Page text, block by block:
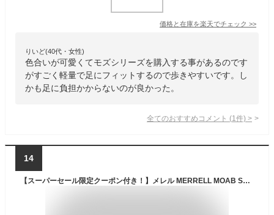
価格と在庫を楽天でチェック >>
りいど(40代・女性)
色合いが可愛くてモズシリーズを購入する事があるのです
がすごく軽量で足にフィットするので歩きやすいです。し
かも足に負担かからないのが良かった。
全てのおすすめコメント (1 件) >
14
【スーパーセール限定クーポン付き！】メレル MERRELL MOAB SPEED STORM GORE-TEX モアブ スピード ストーム ゴアテックス レディース シューズ スニーカー 防水 撥水 アウトドア ハイキング フェス トレイル W067670 W067756 W067672